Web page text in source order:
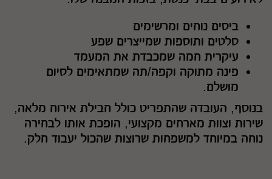
ביסים נוחים ומרשימים
סלטים ותוספות שמייצרים שפע
עיקרית חמה שמכבדת את המעמד
פינה מתוקה וקפה/תה שמתאימים לסיום
מושלם.
בנוסף, העובדה שהתפריט כולל חבילת אירוח מלאה,
שירות וצוות מארחים מקצועי, הופכת אותו לבחירה
נוחה במיוחד למשפחות שרוצות שהכול יעבוד חלק.